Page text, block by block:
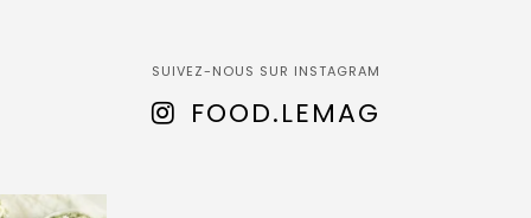
SUIVEZ-NOUS SUR INSTAGRAM
FOOD.LEMAG